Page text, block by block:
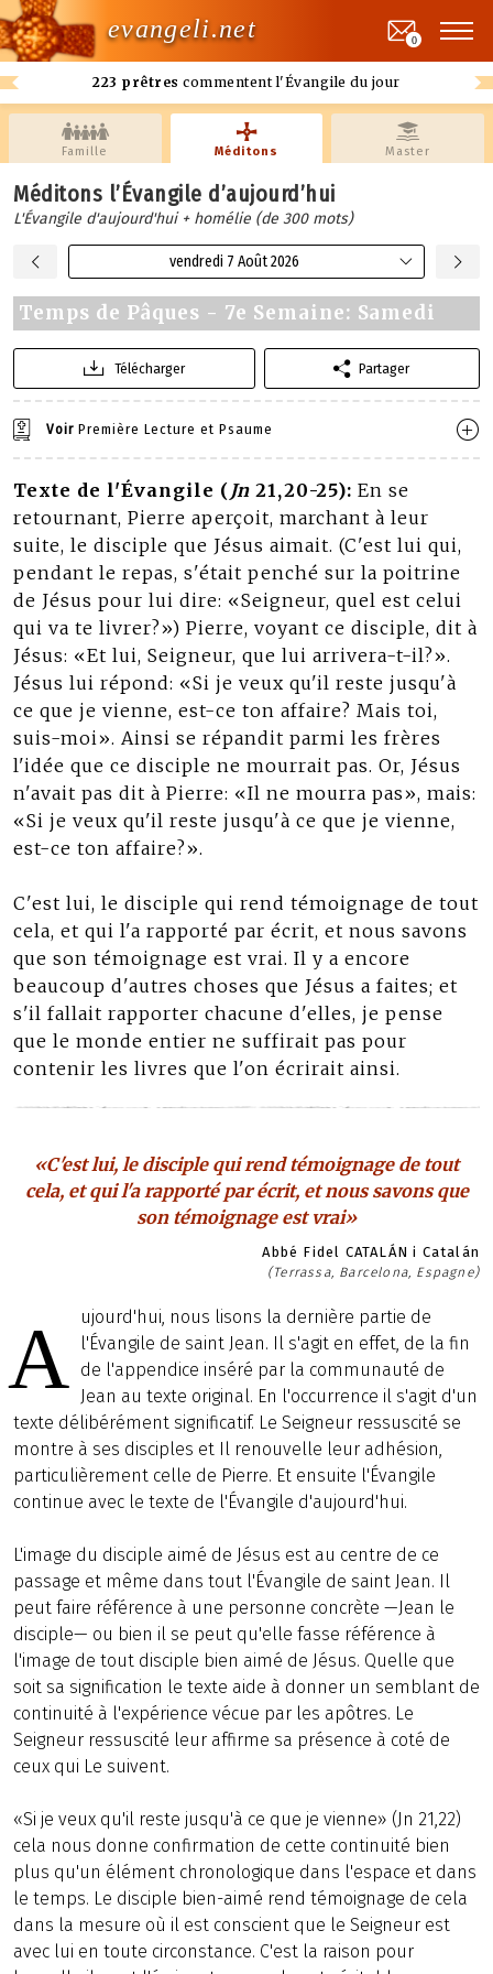
evangeli.net
223 prêtres commentent l'Évangile du jour
0
Famille Méditons Master
Méditons l’Évangile d’aujourd’hui
L'Évangile d'aujourd'hui + homélie (de 300 mots)
vendredi 7 Août 2026
Temps de Pâques - 7e Semaine: Samedi
Télécharger Partager
Voir Première Lecture et Psaume
Texte de l'Évangile ( Jn 21,20-25): En se
retournant, Pierre aperçoit, marchant à leur
suite, le disciple que Jésus aimait. (C'est lui qui,
pendant le repas, s'était penché sur la poitrine
de Jésus pour lui dire: «Seigneur, quel est celui
qui va te livrer?») Pierre, voyant ce disciple, dit à
Jésus: «Et lui, Seigneur, que lui arrivera-t-il?».
Jésus lui répond: «Si je veux qu'il reste jusqu'à
ce que je vienne, est-ce ton affaire? Mais toi,
suis-moi». Ainsi se répandit parmi les frères
l'idée que ce disciple ne mourrait pas. Or, Jésus
n'avait pas dit à Pierre: «Il ne mourra pas», mais:
«Si je veux qu'il reste jusqu'à ce que je vienne,
est-ce ton affaire?».
C'est lui, le disciple qui rend témoignage de tout
cela, et qui l'a rapporté par écrit, et nous savons
que son témoignage est vrai. Il y a encore
beaucoup d'autres choses que Jésus a faites; et
s'il fallait rapporter chacune d'elles, je pense
que le monde entier ne suffirait pas pour
contenir les livres que l'on écrirait ainsi.
«C'est lui, le disciple qui rend témoignage de tout
cela, et qui l'a rapporté par écrit, et nous savons que
son témoignage est vrai»
Abbé Fidel CATALÁN i Catalán
(Terrassa, Barcelona, Espagne)
A
ujourd'hui, nous lisons la dernière partie de
l'Évangile de saint Jean. Il s'agit en effet, de la fin
de l'appendice inséré par la communauté de
Jean au texte original. En l'occurrence il s'agit d'un
texte délibérément significatif. Le Seigneur ressuscité se
montre à ses disciples et Il renouvelle leur adhésion,
particulièrement celle de Pierre. Et ensuite l'Évangile
continue avec le texte de l'Évangile d'aujourd'hui.
L'image du disciple aimé de Jésus est au centre de ce
passage et même dans tout l'Évangile de saint Jean. Il
peut faire référence à une personne concrète —Jean le
disciple— ou bien il se peut qu'elle fasse référence à
l'image de tout disciple bien aimé de Jésus. Quelle que
soit sa signification le texte aide à donner un semblant de
continuité à l'expérience vécue par les apôtres. Le
Seigneur ressuscité leur affirme sa présence à coté de
ceux qui Le suivent.
«Si je veux qu'il reste jusqu'à ce que je vienne» (Jn 21,22)
cela nous donne confirmation de cette continuité bien
plus qu'un élément chronologique dans l'espace et dans
le temps. Le disciple bien-aimé rend témoignage de cela
dans la mesure où il est conscient que le Seigneur est
avec lui en toute circonstance. C'est la raison pour